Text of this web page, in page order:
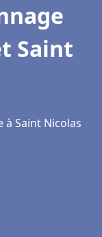
Saint
Saint Nicolas